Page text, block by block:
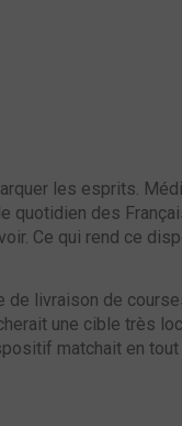
les esprits.
quotidien des
Ce qui rend ce
de livraison de
une cible très
matchait en